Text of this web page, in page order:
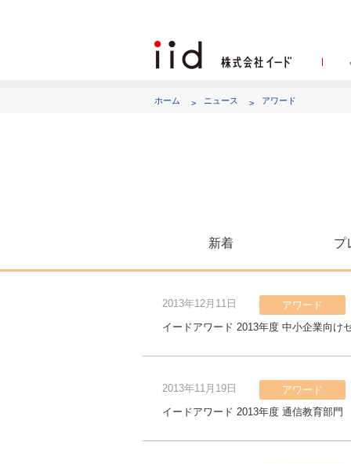
ホーム ニュース アワード
新着 プ
2013年12月11日
アワード
イードアワード 2013年度 中小企業向け
2013年11月19日
アワード
イードアワード 2013年度 通信教育部門